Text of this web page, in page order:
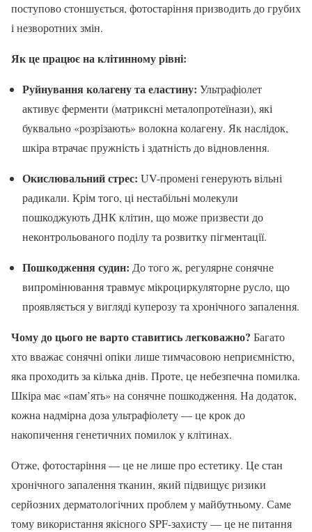
поступово стоншується, фотостаріння призводить до грубих
і незворотних змін.
Як це працює на клітинному рівні:
Руйнування колагену та еластину: Ультрафіолет
активує ферменти (матриксні металопротеїнази), які
буквально «розрізають» волокна колагену. Як наслідок,
шкіра втрачає пружність і здатність до відновлення.
Окислювальний стрес: UV-промені генерують вільні
радикали. Крім того, ці нестабільні молекули
пошкоджують ДНК клітин, що може призвести до
неконтрольованого поділу та розвитку пігментації.
Пошкодження судин: До того ж, регулярне сонячне
випромінювання травмує мікроциркуляторне русло, що
проявляється у вигляді куперозу та хронічного запалення.
Чому до цього не варто ставитись легковажно? Багато
хто вважає сонячні опіки лише тимчасовою неприємністю,
яка проходить за кілька днів. Проте, це небезпечна помилка.
Шкіра має «пам’ять» на сонячне пошкодження. На додаток,
кожна надмірна доза ультрафіолету — це крок до
накопичення генетичних помилок у клітинах.
Отже, фотостаріння — це не лише про естетику. Це стан
хронічного запалення тканин, який підвищує ризики
серйозних дерматологічних проблем у майбутньому. Саме
тому використання якісного SPF-захисту — це не питання